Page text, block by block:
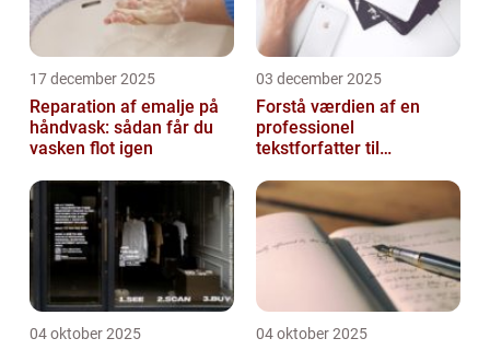
17 december 2025
Reparation af emalje på
håndvask: sådan får du
vasken flot igen
03 december 2025
Forstå værdien af en
professionel
tekstforfatter til
04 oktober 2025 04 oktober 2025